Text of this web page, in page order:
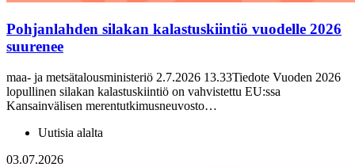
Pohjanlahden silakan kalastuskiintiö vuodelle 2026
suurenee
maa- ja metsätalousministeriö 2.7.2026 13.33Tiedote Vuoden 2026
lopullinen silakan kalastuskiintiö on vahvistettu EU:ssa
Kansainvälisen merentutkimusneuvosto…
Uutisia alalta
03.07.2026